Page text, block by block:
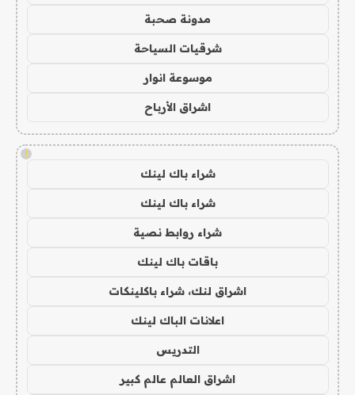
مدونة صحبة
شرقيات السياحة
موسوعة انوار
اشراق الأرباح
!
شراء باك لينك
شراء باك لينك
شراء روابط نصية
باقات باك لينك
اشراق لنك، شراء باكلينكات
اعلانات الباك لينك
التدريس
اشراق العالم عالم كبير